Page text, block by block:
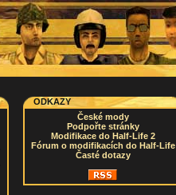
ODKAZY
České mody
Podpořte stránky
Modifikace do Half-Life 2
Fórum o modifikacích do Half-Life
Časté dotazy